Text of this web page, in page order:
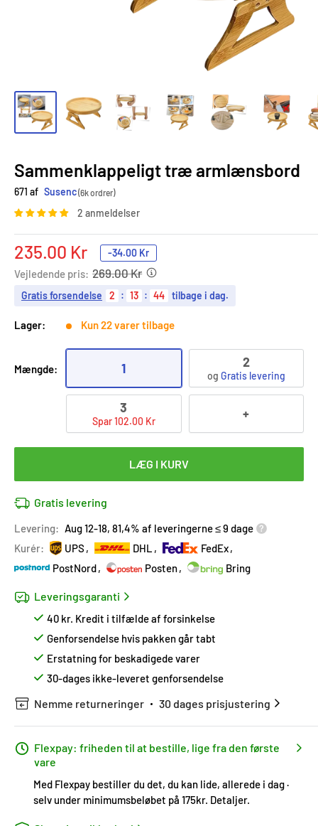
Sammenklappeligt træ armlænsbord
671 af Susenc(6k ordrer)
2 anmeldelser
Tilbudspris
235.00 Kr -34.00 Kr
Vejledende pris: 269.00 Kr
Gratis forsendelse 2 : 13 : 43 tilbage i dag.
Lager: Kun 22 varer tilbage
Mængde: 1 2
og Gratis levering
3
Spar 102.00 Kr +
LÆG I KURV
Gratis levering
Levering: Aug 12-18, 81,4% af leveringerne ≤ 9 dage
Kurér:
UPS DHL
FedEx
PostNord
Posten Bring
Leveringsgaranti
40 kr. Kredit i tilfælde af forsinkelse
Genforsendelse hvis pakken går tabt
Erstatning for beskadigede varer
30-dages ikke-leveret genforsendelse
Nemme returneringer 30 dages prisjustering
Flexpay: friheden til at bestille, lige fra den første
vare
Med Flexpay bestiller du det, du kan lide, allerede i dag ·
selv under minimumsbeløbet på 175kr. Detaljer.